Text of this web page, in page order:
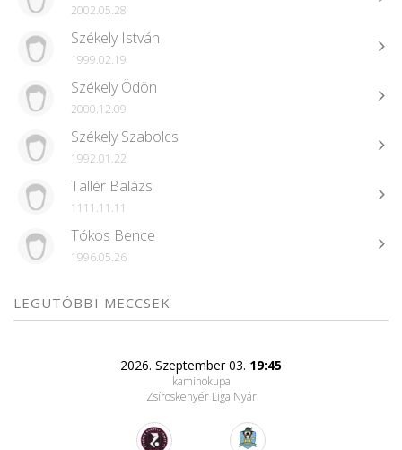
2002.05.28
Székely István
1999.02.19
Székely Ödön
2000.12.09
Székely Szabolcs
1992.01.22
Tallér Balázs
1111.11.11
Tókos Bence
1996.05.26
LEGUTÓBBI MECCSEK
2026. Szeptember 03. 19:45
kaminokupa
Zsíroskenyér Liga Nyár